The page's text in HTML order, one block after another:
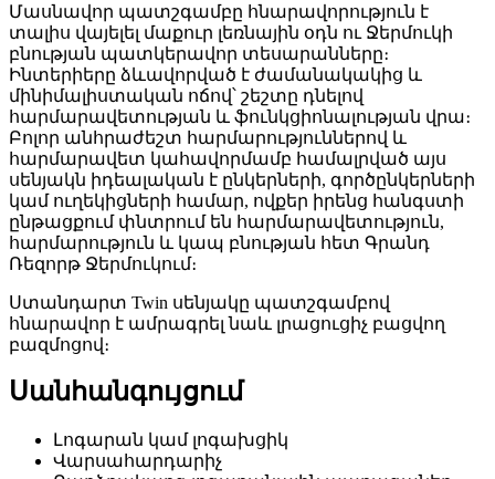
Մասնավոր պատշգամբը հնարավորություն է
տալիս վայելել մաքուր լեռնային օդն ու Ջերմուկի
բնության պատկերավոր տեսարանները։
Ինտերիերը ձևավորված է ժամանակակից և
մինիմալիստական ոճով՝ շեշտը դնելով
հարմարավետության և ֆունկցիոնալության վրա։
Բոլոր անհրաժեշտ հարմարություններով և
հարմարավետ կահավորմամբ համալրված այս
սենյակն իդեալական է ընկերների, գործընկերների
կամ ուղեկիցների համար, ովքեր իրենց հանգստի
ընթացքում փնտրում են հարմարավետություն,
հարմարություն և կապ բնության հետ Գրանդ
Ռեզորթ Ջերմուկում։
Ստանդարտ Twin սենյակը պատշգամբով
հնարավոր է ամրագրել նաև լրացուցիչ բացվող
բազմոցով։
Սանհանգույցում
Լոգարան կամ լոգախցիկ
Վարսահարդարիչ